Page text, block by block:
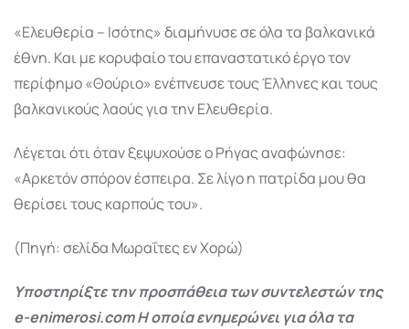
«Ελευθερία – Ισότης» διαμήνυσε σε όλα τα βαλκανικά
έθνη. Και με κορυφαίο του επαναστατικό έργο τον
περίφημο «Θούριο» ενέπνευσε τους Έλληνες και τους
βαλκανικούς λαούς για την Ελευθερία.
Λέγεται ότι όταν ξεψυχούσε ο Ρήγας αναφώνησε:
«Αρκετόν σπόρον έσπειρα. Σε λίγο η πατρίδα μου θα
θερίσει τους καρπούς του».
(Πηγή: σελίδα Μωραΐτες εν Χορώ)
Υποστηρίξτε την προσπάθεια των συντελεστών της
e-enimerosi.com Η οποία ενημερώνει για όλα τα